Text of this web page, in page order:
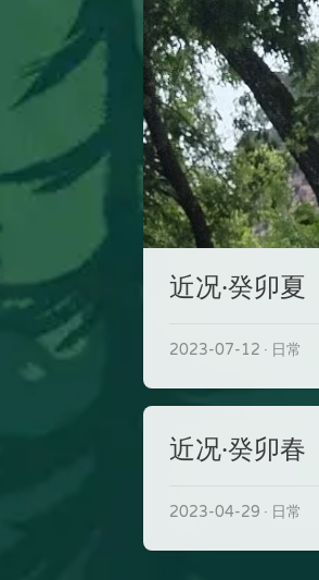
近况·癸卯夏
2023-07-12 日常
近况·癸卯春
2023-04-29 日常